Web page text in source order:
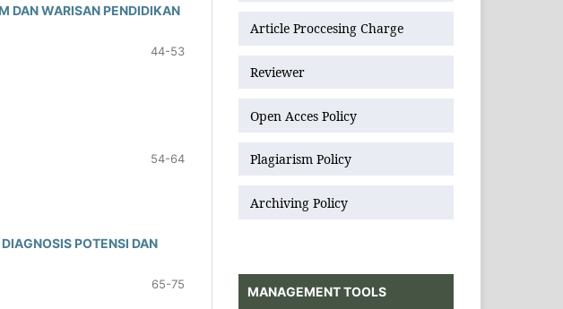
DAN WARISAN PENDIDIKAN
44-53
54-64
POTENSI DAN
65-75
Article Proccesing Charge
Reviewer
Open Acces Policy
Plagiarism Policy
Archiving Policy
MANAGEMENT TOOLS